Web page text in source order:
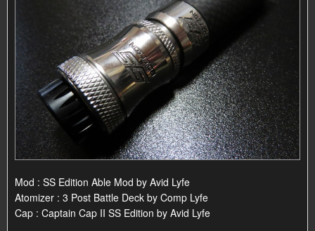
Mod : SS Edition Able Mod by Avid Lyfe
Atomizer : 3 Post Battle Deck by Comp Lyfe
Cap : Captain Cap II SS Edition by Avid Lyfe